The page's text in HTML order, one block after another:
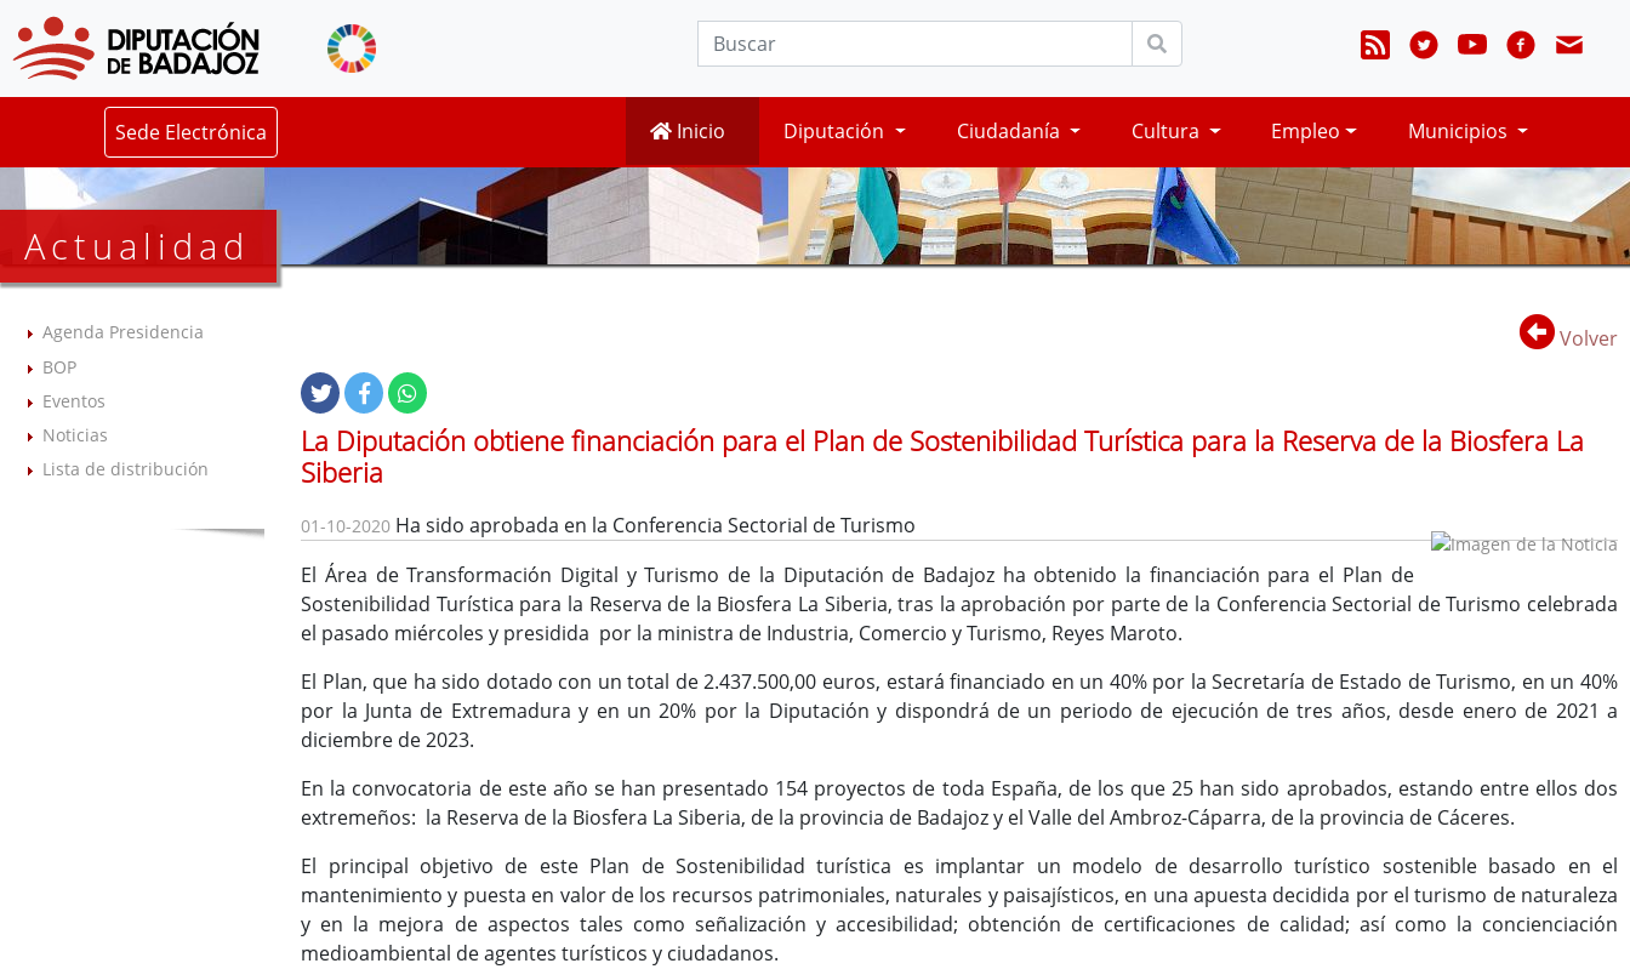
Sede Electrónica Inicio Diputación Ciudadanía Cultura Empleo Municipios
Actualidad
Agenda Presidencia
BOP
Eventos
Noticias
Lista de distribución
Volver
La Diputación obtiene financiación para el Plan de Sostenibilidad Turística para la Reserva de la Biosfera La
Siberia
01-10-2020 Ha sido aprobada en la Conferencia Sectorial de Turismo
El Área de Transformación Digital y Turismo de la Diputación de Badajoz ha obtenido la financiación para el Plan de
Sostenibilidad Turística para la Reserva de la Biosfera La Siberia, tras la aprobación por parte de la Conferencia Sectorial de Turismo celebrada
el pasado miércoles y presidida por la ministra de Industria, Comercio y Turismo, Reyes Maroto.
El Plan, que ha sido dotado con un total de 2.437.500,00 euros, estará financiado en un 40% por la Secretaría de Estado de Turismo, en un 40%
por la Junta de Extremadura y en un 20% por la Diputación y dispondrá de un periodo de ejecución de tres años, desde enero de 2021 a
diciembre de 2023.
En la convocatoria de este año se han presentado 154 proyectos de toda España, de los que 25 han sido aprobados, estando entre ellos dos
extremeños: la Reserva de la Biosfera La Siberia, de la provincia de Badajoz y el Valle del Ambroz-Cáparra, de la provincia de Cáceres.
El principal objetivo de este Plan de Sostenibilidad turística es implantar un modelo de desarrollo turístico sostenible basado en el
mantenimiento y puesta en valor de los recursos patrimoniales, naturales y paisajísticos, en una apuesta decidida por el turismo de naturaleza
y en la mejora de aspectos tales como señalización y accesibilidad; obtención de certificaciones de calidad; así como la concienciación
medioambiental de agentes turísticos y ciudadanos.